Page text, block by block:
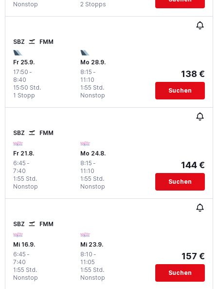
Nonstop 2 Stopps
SBZ FMM
Fr 25.9.
17:50 -
8:40
1 Stopp
15:50 Std.
Mo 28.9.
8:15 -
11:10
Nonstop
1:55 Std.
138 €
Suchen
SBZ FMM
Fr 21.8.
6:45 -
7:40
Nonstop
1:55 Std.
Mo 24.8.
8:15 -
11:10
Nonstop
1:55 Std.
144 €
Suchen
SBZ FMM
Mi 16.9.
6:45 -
7:40
Nonstop
1:55 Std.
Mi 23.9.
8:10 -
11:05
Nonstop
1:55 Std.
157 €
Suchen